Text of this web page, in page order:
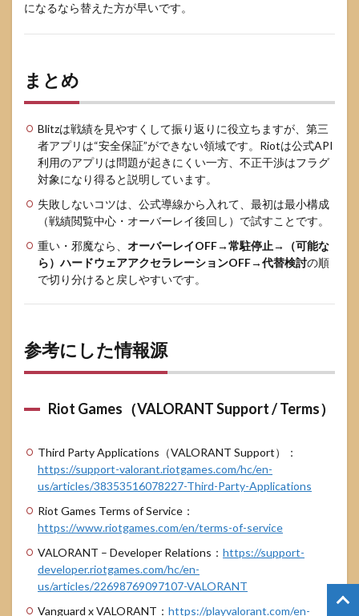
になるなら替えた方が早いです。
まとめ
Blitzは戦績を見やすくして振り返りに役立ちますが、第三
者アプリは“安全保証”ができない領域です。Riotは公式API
利用のアプリは問題が起きにくい一方、不正干渉はフラグ
対象になり得ると説明しています。
失敗しないコツは、公式導線から入れて、最初は最小構成
（戦績閲覧中心・オーバーレイ後回し）で試すことです。
重い・邪魔なら、 オーバーレイOFF→常駐停止→（可能な
ら）ハードウェアアクセラレーションOFF→代替検討の順
で切り分けると戻しやすいです。
参考にした情報源
Riot Games（VALORANT Support / Terms）
Third Party Applications（VALORANT Support）：
https://support-valorant.riotgames.com/hc/en-
us/articles/38353516078227-Third-Party-Applications
Riot Games Terms of Service：
https://www.riotgames.com/en/terms-of-service
VALORANT – Developer Relations： https://support-
developer.riotgames.com/hc/en-
us/articles/22698769097107-VALORANT
Vanguard x VALORANT： https://playvalorant.com/en-